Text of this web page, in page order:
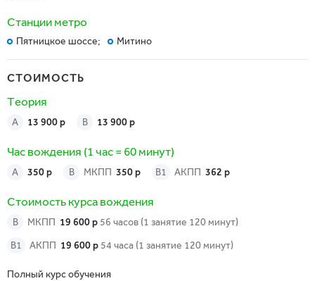
Станции метро
Пятницкое шоссе; Митино
СТОИМОСТЬ
Теория
A 13 900 р B 13 900 р
Час вождения (1 час = 60 минут)
A 350 р В МКПП 350 р В1 АКПП 362 р
Стоимость курса вождения
В МКПП 19 600 р 56 часов (1 занятие 120 минут)
В1
АКПП 19 600 р 54 часа (1 занятие 120 минут)
Полный курс обучения